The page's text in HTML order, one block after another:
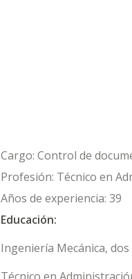
Cargo: Control de
Profesión: Técnico en
Años de experiencia: 39
Educación:
Ingeniería Mecánica,